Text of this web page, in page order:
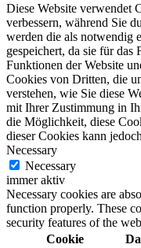
Diese Website verwendet
verbessern, während Sie
werden die als notwendig
gespeichert, da sie für das
Funktionen der Website
Cookies von Dritten, die
verstehen, wie Sie diese
mit Ihrer Zustimmung in
die Möglichkeit, diese
dieser Cookies kann
Necessary
Necessary
immer aktiv
Necessary cookies are
function properly. These
security features of the
Cookie